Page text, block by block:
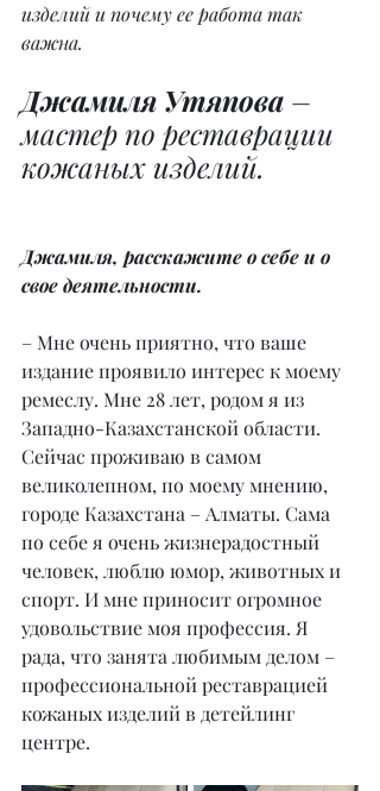
изделий и почему ее работа так
важна.
Джамиля Утяпова –
мастер по реставрации
кожаных изделий.
Джамиля, расскажите о себе и о
свое деятельности.
– Мне очень приятно, что ваше
издание проявило интерес к моему
ремеслу. Мне 28 лет, родом я из
Западно-Казахстанской области.
Сейчас проживаю в самом
великолепном, по моему мнению,
городе Казахстана – Алматы. Сама
по себе я очень жизнерадостный
человек, люблю юмор, животных и
спорт. И мне приносит огромное
удовольствие моя профессия. Я
рада, что занята любимым делом –
профессиональной реставрацией
кожаных изделий в детейлинг
центре.